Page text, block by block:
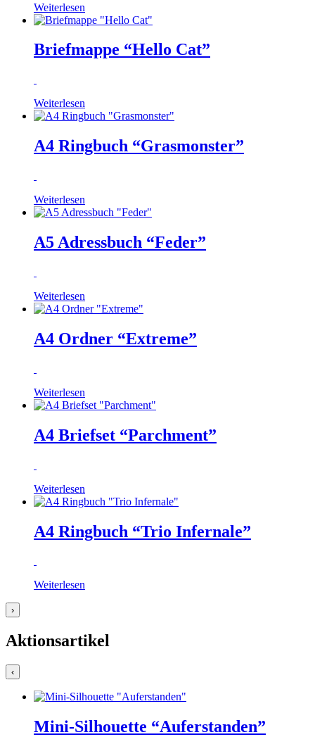
Weiterlesen
Briefmappe “Hello Cat”
Weiterlesen
A4 Ringbuch “Grasmonster”
Weiterlesen
A5 Adressbuch “Feder”
Weiterlesen
A4 Ordner “Extreme”
Weiterlesen
A4 Briefset “Parchment”
Weiterlesen
A4 Ringbuch “Trio Infernale”
Weiterlesen
›
Aktionsartikel
‹
Mini-Silhouette “Auferstanden”